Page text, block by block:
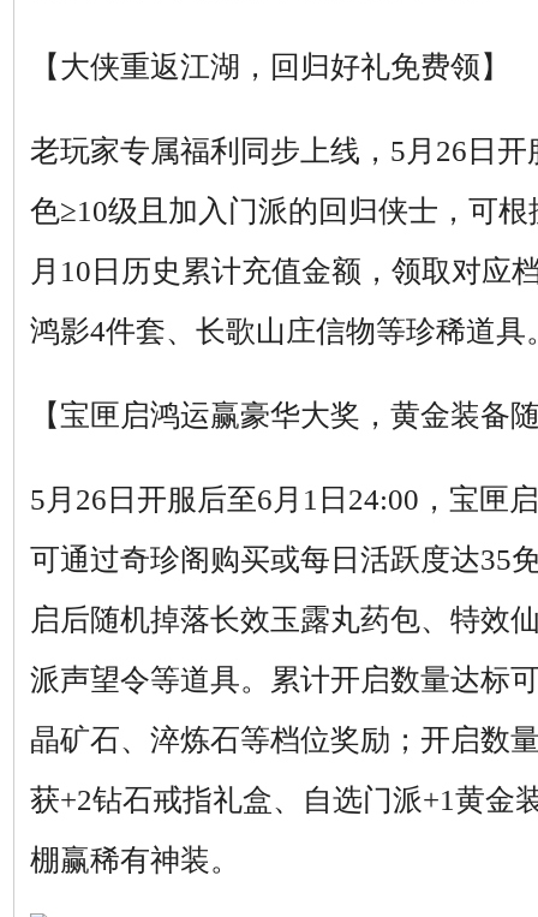
【大侠重返江湖，回归好礼免费领】
老玩家专属福利同步上线，5月26日开
色≥10级且加入门派的回归侠士，可根
月10日历史累计充值金额，领取对应
鸿影4件套、长歌山庄信物等珍稀道具
【宝匣启鸿运赢豪华大奖，黄金装备
5月26日开服后至6月1日24:00，宝匣
可通过奇珍阁购买或每日活跃度达35
启后随机掉落长效玉露丸药包、特效
派声望令等道具。累计开启数量达标
晶矿石、淬炼石等档位奖励；开启数
获+2钻石戒指礼盒、自选门派+1黄金
棚赢稀有神装。